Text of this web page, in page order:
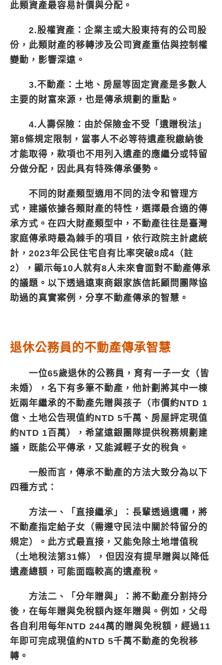
此類資產最容易計價與分配。
2.股權資產： 企業主或大股東持有的公司股
份，此類財產的移轉涉及公司資產重估與控制權
變動，影響深遠。
3.不動產： 土地、房屋等固定資產是多數人
主要的財富來源，也是傳承規劃的重點。
4.人壽保險： 由於保險金不受「遺贈稅法」
第8條規定限制，當事人不必等待遺產稅繳納後
才能取得，款項也不用列入遺產的應繼分或特留
分做分配，因此具有特殊傳承優勢。
不同的財產類型適用不同的法令和管理方
式，建議依據各類財產的特性，選擇最合適的傳
承方式。在四大財產類型中，不動產往往是臺灣
家庭傳承時最為棘手的項目，依行政院主計處統
計，2023年公民住宅自有比率突破8成4（註
2），顯示每10人就有8人未來會面對不動產傳承
的議題。以下透過遠東商銀家族信託顧問團隊協
助過的真實案例，分享不動產傳承的智慧。
退休公務員的不動產傳承智慧
一位65歲退休的公務員，育有一子一女（皆
未婚），名下有多筆不動產，他計劃將其中一棟
近兩年繼承的不動產先贈與孩子（市價約NTD 1
億、土地公告現值約NTD 5千萬、房屋評定現值
約NTD 1百萬），希望遠銀團隊提供稅務規劃建
議，既能公平傳承，又能減輕子女的稅負。
一般而言，傳承不動產的方法大致分為以下
四種方式：
方法一、「直接繼承」： 長輩透過遺囑，將
不動產指定給子女（需遵守民法中關於特留分的
規定）。此方式最直接，又能免除土地增值稅
（土地稅法第31條），但因沒有提早贈與以降低
遺產總額，可能面臨較高的遺產稅。
方法二、「分年贈與」： 將不動產分割持分
後，在每年贈與免稅額內逐年贈與。例如，父母
各自利用每年NTD 244萬的贈與免稅額，經過11
年即可完成現值約NTD 5千萬不動產的免稅移
轉。